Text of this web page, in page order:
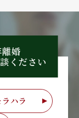
婚
ください
ハラ